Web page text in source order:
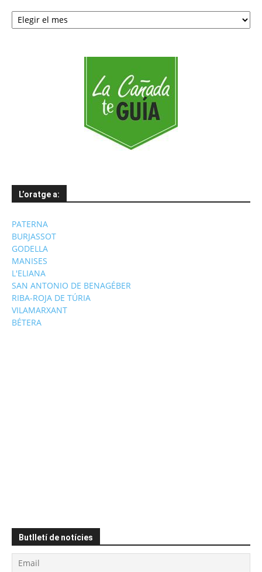
Notícies
per
L’oratge a:
PATERNA
BURJASSOT
GODELLA
MANISES
L'ELIANA
SAN ANTONIO DE BENAGÉBER
RIBA-ROJA DE TÚRIA
VILAMARXANT
BÉTERA
Butlletí de notícies